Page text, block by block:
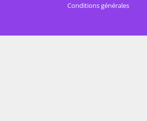
Conditions générales